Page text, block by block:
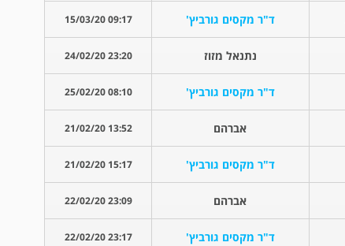
ד"ר מקסים גורביץ' 09:17 15/03/20
נתנאל מזוז 23:20 24/02/20
ד"ר מקסים גורביץ' 08:10 25/02/20
אברהם 13:52 21/02/20
ד"ר מקסים גורביץ' 15:17 21/02/20
אברהם 23:09 22/02/20
ד"ר מקסים גורביץ' 23:17 22/02/20